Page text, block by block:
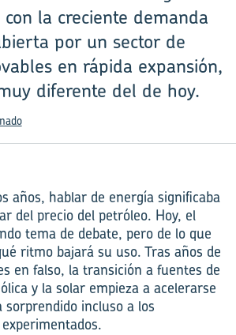
la creciente demanda
por un sector de
en rápida expansión,
diferente del de hoy.
años, hablar de energía significaba
del precio del petróleo. Hoy, el
tema de debate, pero de lo que
ritmo bajará su uso. Tras años de
en falso, la transición a fuentes de
y la solar empieza a acelerarse
incluso a los